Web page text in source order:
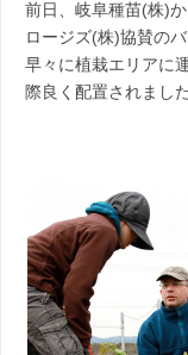
前日、岐阜種苗(株)
ロージズ(株)協賛の
早々に植栽エリアに
際良く配置されました